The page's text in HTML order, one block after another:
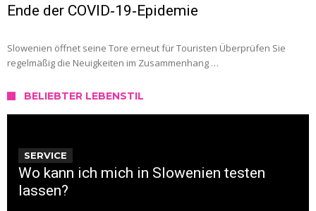
Ende der COVID‑19‑Epidemie
Slowenien öffnet seine Tore erneut für Touristen Überprüfen Sie
regelmäßig die Neuigkeiten im Zusammenhang …
BELIEBTER LEBENSTIL
SERVICE
Wo kann ich mich in Slowenien testen
lassen?